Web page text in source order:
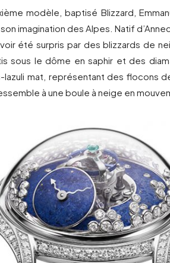
modèle, baptisé Blizzard,
imagination des Alpes. Natif
été surpris par des blizzards de
sous le dôme en saphir et des
lazuli mat, représentant des flocons
à une boule à neige en